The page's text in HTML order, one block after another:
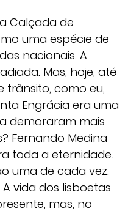
Calçada de
uma espécie de
nacionais. A
Mas, hoje, até
trânsito, como eu,
Engrácia era uma
demoraram mais
Fernando Medina
toda a eternidade.
uma de cada vez.
vida dos lisboetas
mas, no